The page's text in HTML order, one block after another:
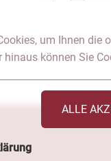
um Ihnen die
hinaus können Sie
ALLE